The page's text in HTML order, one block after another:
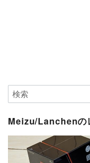
Meizu/Lanchenの